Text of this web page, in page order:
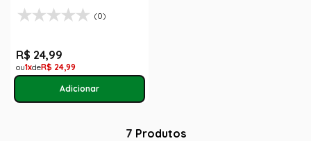
(0)
R$ 24,99
1 R$ 24,99
7 Produtos